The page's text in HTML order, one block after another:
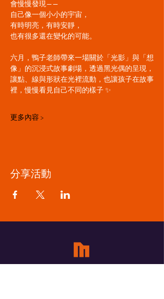
會慢慢發現——
自己像一個小小的宇宙，
有時明亮，有時安靜，
也有很多還在變化的可能。
六月，鴨子老師帶來一場關於「光影」與「想
像」的沉浸式故事劇場，透過黑光偶的呈現，
讓點、線與形狀在光裡流動，也讓孩子在故事
裡，慢慢看見自己不同的樣子 ✨
更多內容 >
分享活動